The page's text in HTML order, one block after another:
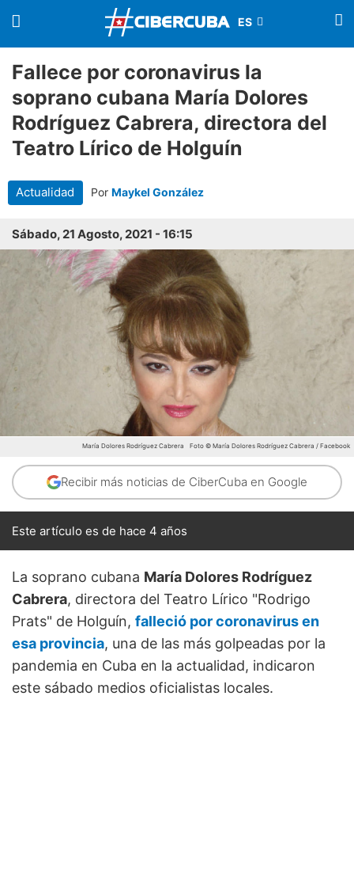
Fallece por coronavirus la
soprano cubana María Dolores
Rodríguez Cabrera, directora del
Teatro Lírico de Holguín
Actualidad Por Maykel González
Sábado, 21 Agosto, 2021 - 16:15
María Dolores Rodríguez Cabrera Foto © María Dolores Rodríguez Cabrera / Facebook
Recibir más noticias de CiberCuba en Google
Este artículo es de hace 4 años
La soprano cubana María Dolores Rodríguez
Cabrera, directora del Teatro Lírico "Rodrigo
Prats" de Holguín, falleció por coronavirus en
esa provincia, una de las más golpeadas por la
pandemia en Cuba en la actualidad, indicaron
este sábado medios oficialistas locales.